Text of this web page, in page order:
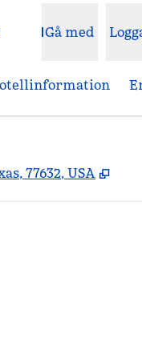
Gå med
77632, USA ,